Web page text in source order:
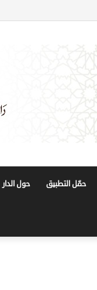
حمّل التطبيق حول الدار